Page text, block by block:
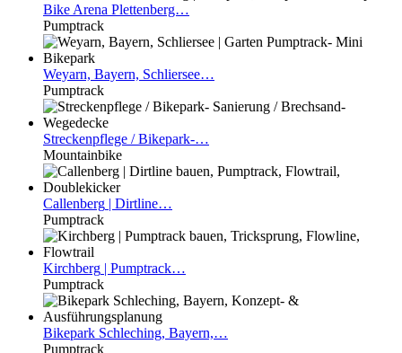
Bike Arena Plettenberg…
Pumptrack
Weyarn, Bayern, Schliersee…
Pumptrack
Streckenpflege / Bikepark-…
Mountainbike
Callenberg | Dirtline…
Pumptrack
Kirchberg | Pumptrack…
Pumptrack
Bikepark Schleching, Bayern,…
Pumptrack